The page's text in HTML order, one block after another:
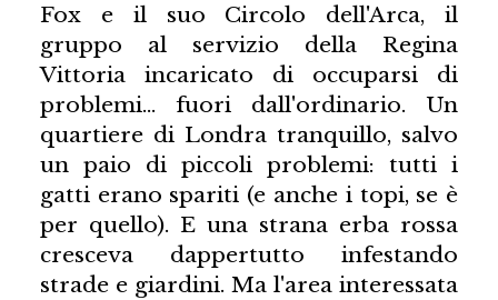
Fox e il suo Circolo dell'Arca, il
gruppo al servizio della Regina
Vittoria incaricato di occuparsi di
problemi… fuori dall'ordinario. Un
quartiere di Londra tranquillo, salvo
un paio di piccoli problemi: tutti i
gatti erano spariti (e anche i topi, se è
per quello). E una strana erba rossa
cresceva dappertutto infestando
strade e giardini. Ma l'area interessata